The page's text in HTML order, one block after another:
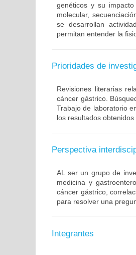
genéticos y su
molecular,
se desarrollan
permitan entender la
Prioridades de
Revisiones literarias
cáncer gástrico.
Trabajo de laboratorio
los resultados
Perspectiva
AL ser un grupo de
medicina y
cáncer gástrico,
para resolver una
Integrantes